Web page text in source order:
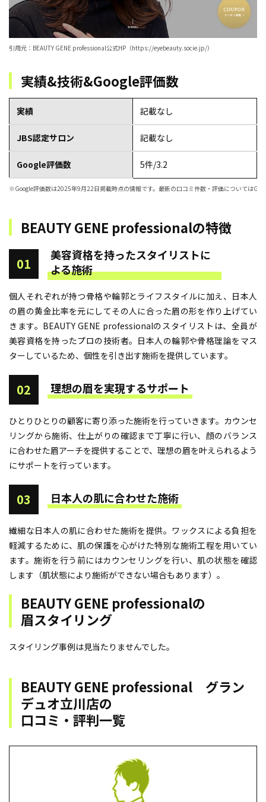
引用元：BEAUTY GENE professional公式HP（https://eyebeauty.socie.jp/）
実績&技術&Google評価数
実績 記載なし
JBS認定サロン 記載なし
Google評価数 5件/3.2
※Google評価数は2025年9月22日掲載時点の情報です。最新の口コミ件数・評価については
BEAUTY GENE professionalの特徴
01
美容資格を持ったスタイリストに
よる施術
個人それぞれが持つ骨格や輪郭とライフスタイルに加え、日本人
の眉の黄金比率を元にしてその人に合った眉の形を作り上げてい
きます。BEAUTY GENE professionalのスタイリストは、全員が
美容資格を持ったプロの技術者。日本人の輪郭や骨格理論をマス
ターしているため、個性を引き出す施術を提供しています。
02 理想の眉を実現するサポート
ひとりひとりの顧客に寄り添った施術を行っていきます。カウンセ
リングから施術、仕上がりの確認まで丁寧に行い、顔のバランス
に合わせた眉アーチを提供することで、理想の眉を叶えられるよう
にサポートを行っています。
03 日本人の肌に合わせた施術
繊細な日本人の肌に合わせた施術を提供。ワックスによる負担を
軽減するために、肌の保護を心がけた特別な施術工程を用いてい
ます。施術を行う前にはカウンセリングを行い、肌の状態を確認
します（肌状態により施術ができない場合もあります）。
BEAUTY GENE professionalの
眉スタイリング
スタイリング事例は見当たりませんでした。
BEAUTY GENE professional グラン
デュオ立川店の
⼝コミ・評判⼀覧